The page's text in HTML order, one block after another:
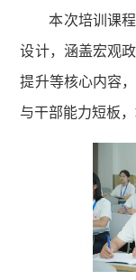
本次培训课
设计，涵盖宏观
提升等核心内容
与干部能力短板，